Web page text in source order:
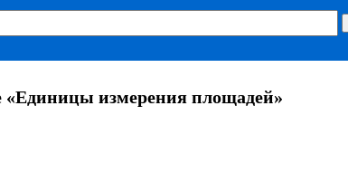
«Единицы измерения площадей»